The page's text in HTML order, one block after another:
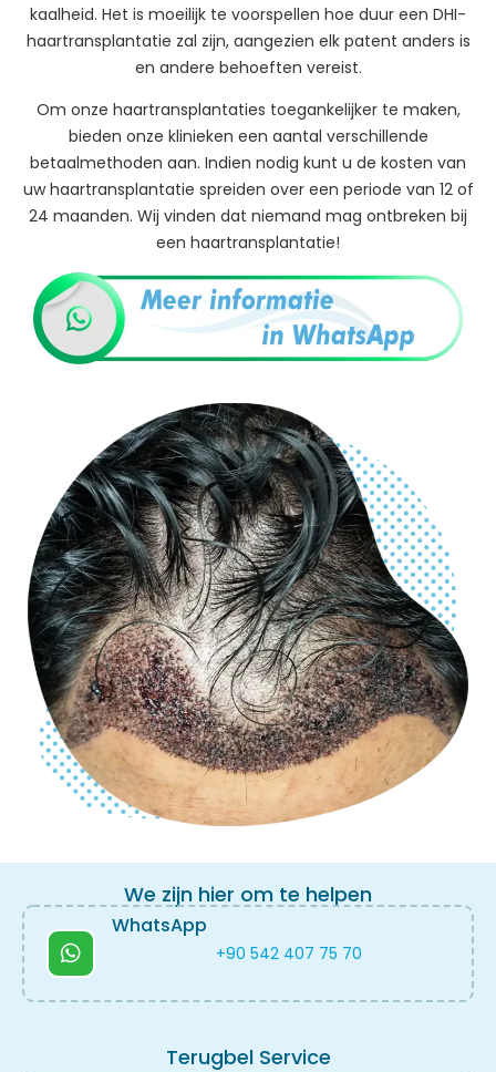
kaalheid. Het is moeilijk te voorspellen hoe duur een DHI-
haartransplantatie zal zijn, aangezien elk patent anders is
en andere behoeften vereist.
Om onze haartransplantaties toegankelijker te maken,
bieden onze klinieken een aantal verschillende
betaalmethoden aan. Indien nodig kunt u de kosten van
uw haartransplantatie spreiden over een periode van 12 of
24 maanden. Wij vinden dat niemand mag ontbreken bij
een haartransplantatie!
We zijn hier om te helpen
WhatsApp
+90 542 407 75 70
Terugbel Service